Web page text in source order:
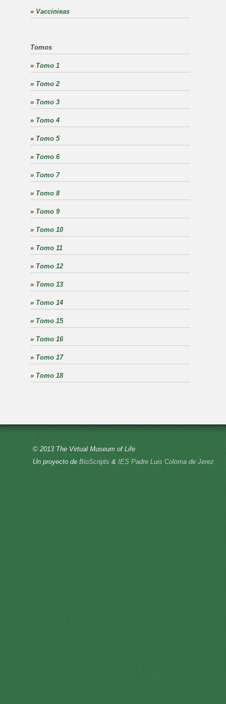
» Vaccinieas
Tomos
» Tomo 1
» Tomo 2
» Tomo 3
» Tomo 4
» Tomo 5
» Tomo 6
» Tomo 7
» Tomo 8
» Tomo 9
» Tomo 10
» Tomo 11
» Tomo 12
» Tomo 13
» Tomo 14
» Tomo 15
» Tomo 16
» Tomo 17
» Tomo 18
© 2013 The Virtual Museum of Life
Un proyecto de BioScripts & IES Padre Luis Coloma de Jerez